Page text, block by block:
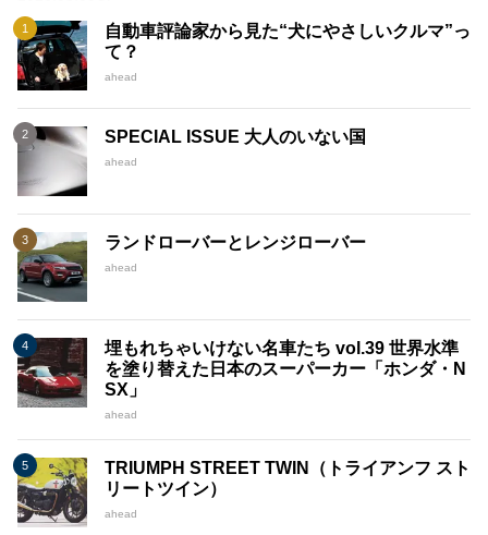
自動車評論家から見た“犬にやさしいクルマ”っ
て？
ahead
SPECIAL ISSUE 大人のいない国
ahead
ランドローバーとレンジローバー
ahead
埋もれちゃいけない名車たち vol.39 世界水準
を塗り替えた日本のスーパーカー「ホンダ・N
SX」
ahead
TRIUMPH STREET TWIN（トライアンフ スト
リートツイン）
ahead